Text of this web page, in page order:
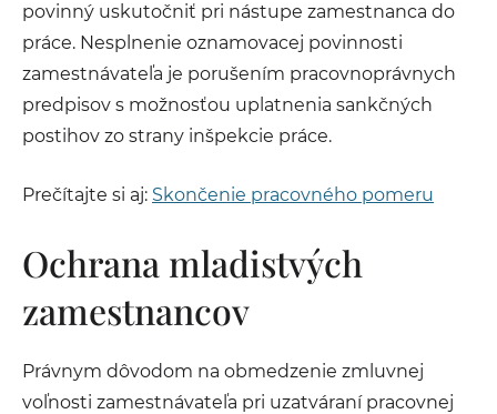
povinný uskutočniť pri nástupe zamestnanca do
práce. Nesplnenie oznamovacej povinnosti
zamestnávateľa je porušením pracovnoprávnych
predpisov s možnosťou uplatnenia sankčných
postihov zo strany inšpekcie práce.
Prečítajte si aj: Skončenie pracovného pomeru
Ochrana mladistvých
zamestnancov
Právnym dôvodom na obmedzenie zmluvnej
voľnosti zamestnávateľa pri uzatváraní pracovnej